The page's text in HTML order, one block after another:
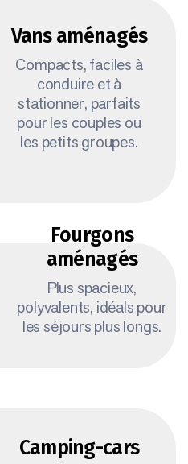
Vans aménagés
Compacts, faciles à
conduire et à
stationner, parfaits
pour les couples ou
les petits groupes.
Fourgons
aménagés
Plus spacieux,
polyvalents, idéals pour
les séjours plus longs.
Camping-cars